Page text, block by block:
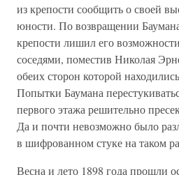
из крепости сообщить о своей
юности. По возвращении
крепости лишил его
соседями, поместив Николая
обеих сторон которой
Попытки Баумана
первого этажа решительно
Да и почти невозможно было
в шифрованном стуке на таком
Весна и лето 1898 года прошли